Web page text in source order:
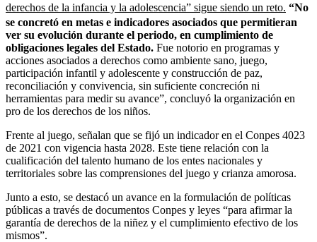
derechos de la infancia y la adolescencia” sigue siendo un reto. “No
se concretó en metas e indicadores asociados que permitieran
ver su evolución durante el periodo, en cumplimiento de
obligaciones legales del Estado. Fue notorio en programas y
acciones asociados a derechos como ambiente sano, juego,
participación infantil y adolescente y construcción de paz,
reconciliación y convivencia, sin suficiente concreción ni
herramientas para medir su avance”, concluyó la organización en
pro de los derechos de los niños.
Frente al juego, señalan que se fijó un indicador en el Conpes 4023
de 2021 con vigencia hasta 2028. Este tiene relación con la
cualificación del talento humano de los entes nacionales y
territoriales sobre las comprensiones del juego y crianza amorosa.
Junto a esto, se destacó un avance en la formulación de políticas
públicas a través de documentos Conpes y leyes “para afirmar la
garantía de derechos de la niñez y el cumplimiento efectivo de los
mismos”.